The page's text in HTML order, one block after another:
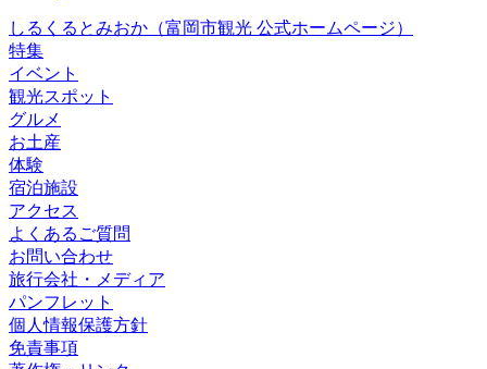
しるくるとみおか （富岡市観光 公式ホームページ）
特集
イベント
観光スポット
グルメ
お土産
体験
宿泊施設
アクセス
よくあるご質問
お問い合わせ
旅行会社・メディア
パンフレット
個人情報保護方針
免責事項